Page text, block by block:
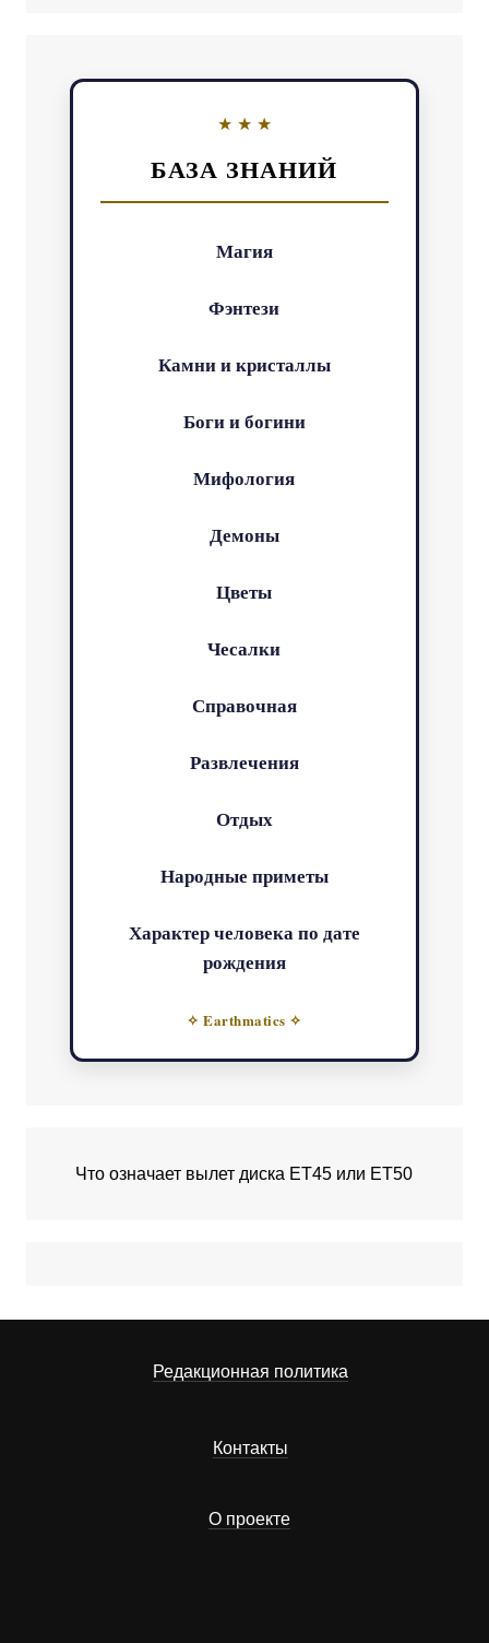
БАЗА ЗНАНИЙ
Магия
Фэнтези
Камни и кристаллы
Боги и богини
Мифология
Демоны
Цветы
Чесалки
Справочная
Развлечения
Отдых
Народные приметы
Характер человека по дате
рождения
✧ Earthmatics ✧
Что означает вылет диска ЕТ45 или ЕТ50
Редакционная политика
Контакты
О проекте